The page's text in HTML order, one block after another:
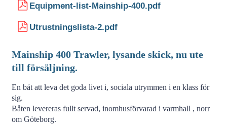
Equipment-list-Mainship-400.pdf
Utrustningslista-2.pdf
Mainship 400 Trawler, lysande skick, nu ute
till försäljning.
En båt att leva det goda livet i, sociala utrymmen i en klass för
sig.
Båten levereras fullt servad, inomhusförvarad i varmhall , norr
om Göteborg.